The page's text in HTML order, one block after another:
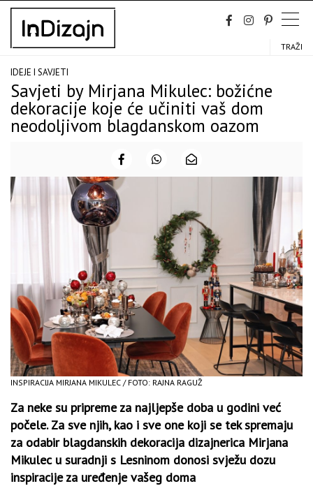
Skip
content
TRAŽI
IDEJE I SAVJETI
Savjeti by Mirjana Mikulec: božićne
dekoracije koje će učiniti vaš dom
neodoljivom blagdanskom oazom
INSPIRACIJA MIRJANA MIKULEC / FOTO: RAJNA RAGUŽ
Za neke su pripreme za najljepše doba u godini već
počele. Za sve njih, kao i sve one koji se tek spremaju
za odabir blagdanskih dekoracija dizajnerica Mirjana
Mikulec u suradnji s Lesninom donosi svježu dozu
inspiracije za uređenje vašeg doma